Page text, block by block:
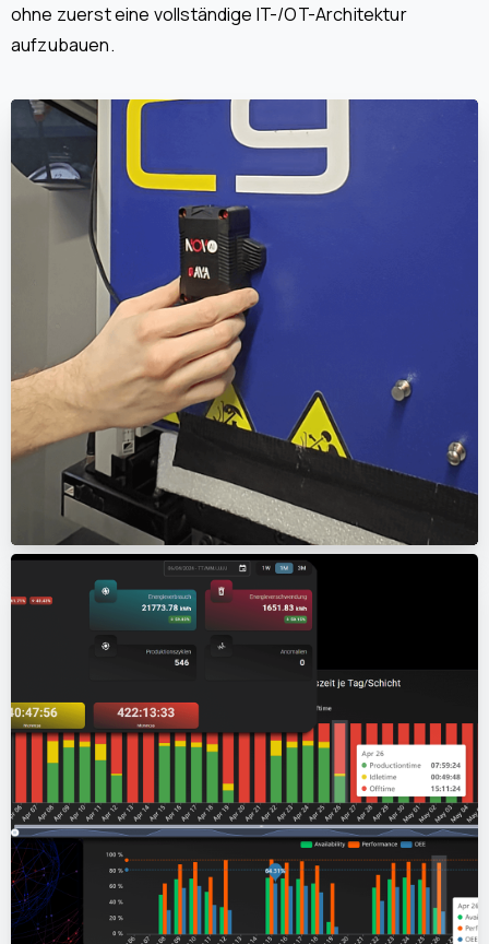
ohne zuerst eine vollständige IT-/OT-Architektur
aufzubauen.